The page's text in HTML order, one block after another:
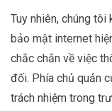
Tuy nhiên, chúng
bảo mật internet
chắc chắn về việc
đối. Phía chủ quản
trách nhiệm trong